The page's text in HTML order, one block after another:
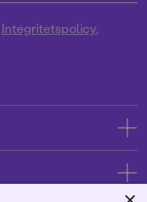
Integritetspolicy.